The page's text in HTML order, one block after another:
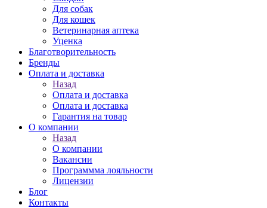
Для собак
Для кошек
Ветеринарная аптека
Уценка
Благотворительность
Бренды
Оплата и доставка
Назад
Оплата и доставка
Оплата и доставка
Гарантия на товар
О компании
Назад
О компании
Вакансии
Программма лояльности
Лицензии
Блог
Контакты